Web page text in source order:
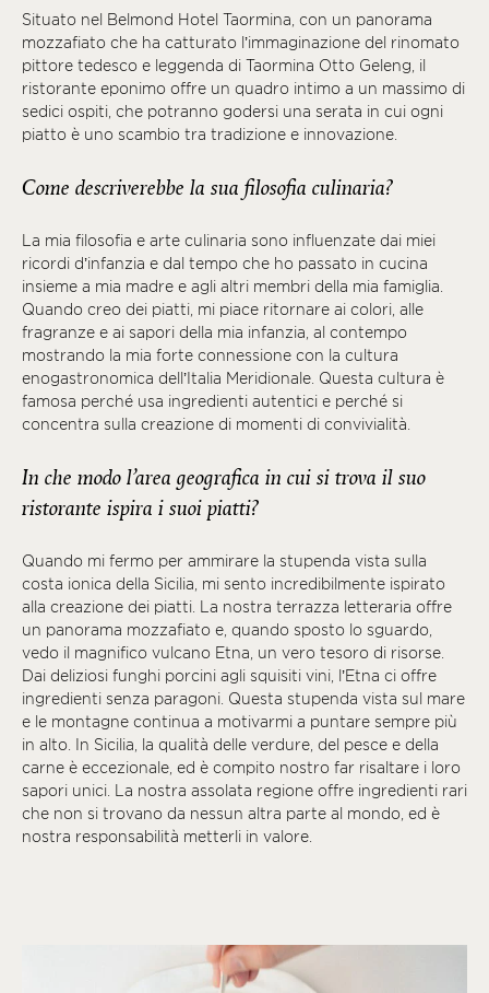
Situato nel Belmond Hotel Taormina, con un panorama
mozzafiato che ha catturato l’immaginazione del rinomato
pittore tedesco e leggenda di Taormina Otto Geleng, il
ristorante eponimo offre un quadro intimo a un massimo di
sedici ospiti, che potranno godersi una serata in cui ogni
piatto è uno scambio tra tradizione e innovazione.
Come descriverebbe la sua filosofia culinaria?
La mia filosofia e arte culinaria sono influenzate dai miei
ricordi d’infanzia e dal tempo che ho passato in cucina
insieme a mia madre e agli altri membri della mia famiglia.
Quando creo dei piatti, mi piace ritornare ai colori, alle
fragranze e ai sapori della mia infanzia, al contempo
mostrando la mia forte connessione con la cultura
enogastronomica dell’Italia Meridionale. Questa cultura è
famosa perché usa ingredienti autentici e perché si
concentra sulla creazione di momenti di convivialità.
In che modo l’area geografica in cui si trova il suo
ristorante ispira i suoi piatti?
Quando mi fermo per ammirare la stupenda vista sulla
costa ionica della Sicilia, mi sento incredibilmente ispirato
alla creazione dei piatti. La nostra terrazza letteraria offre
un panorama mozzafiato e, quando sposto lo sguardo,
vedo il magnifico vulcano Etna, un vero tesoro di risorse.
Dai deliziosi funghi porcini agli squisiti vini, l’Etna ci offre
ingredienti senza paragoni. Questa stupenda vista sul mare
e le montagne continua a motivarmi a puntare sempre più
in alto. In Sicilia, la qualità delle verdure, del pesce e della
carne è eccezionale, ed è compito nostro far risaltare i loro
sapori unici. La nostra assolata regione offre ingredienti rari
che non si trovano da nessun altra parte al mondo, ed è
nostra responsabilità metterli in valore.